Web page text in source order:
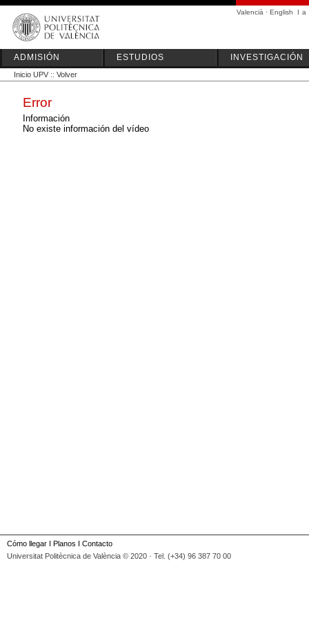
Valencià · English I a
ADMISIÓN ESTUDIOS INVESTIGACIÓN
Inicio UPV :: Volver
Error
Información
No existe información del vídeo
Cómo llegar I Planos I Contacto
Universitat Politècnica de València © 2020 · Tel. (+34) 96 387 70 00